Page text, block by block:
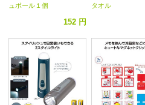
ュボール１個
152 円
タオル